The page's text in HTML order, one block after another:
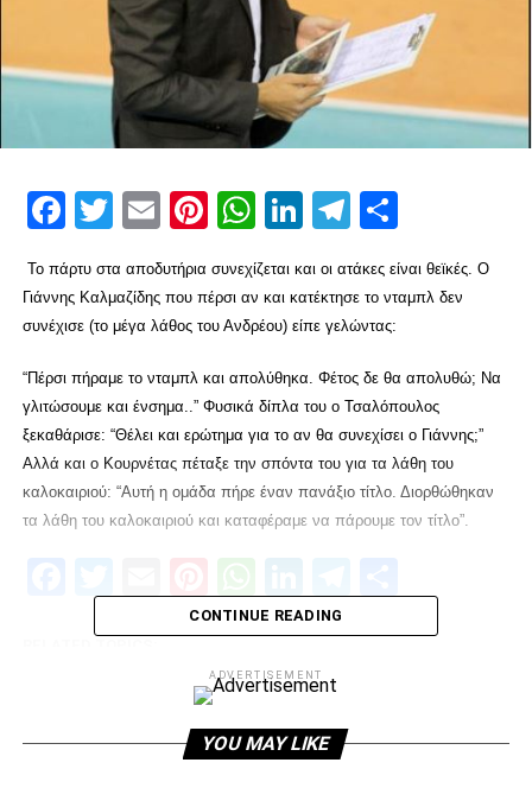
Facebook
Twitter
EmailPinterest
WhatsApp
LinkedIn
Telegram
Το πάρτυ στα αποδυτήρια συνεχίζεται και οι ατάκες είναι θεϊκές. Ο
Γιάννης Καλμαζίδης που πέρσι αν και κατέκτησε το νταμπλ δεν
συνέχισε (το μέγα λάθος του Ανδρέου) είπε γελώντας:
“Πέρσι πήραμε το νταμπλ και απολύθηκα. Φέτος δε θα απολυθώ; Να
γλιτώσουμε και ένσημα..” Φυσικά δίπλα του ο Τσαλόπουλος
ξεκαθάρισε: “Θέλει και ερώτημα για το αν θα συνεχίσει ο Γιάννης;”
Αλλά και ο Κουρνέτας πέταξε την σπόντα του για τα λάθη του
καλοκαιριού: “Αυτή η ομάδα πήρε έναν πανάξιο τίτλο. Διορθώθηκαν
τα λάθη του καλοκαιριού και καταφέραμε να πάρουμε τον τίτλο”.
Facebook
Twitter
EmailPinterest
WhatsApp
LinkedIn
Telegram
Η αποθέωση στο Παλατάκι για τον πρωταθλητή
CONTINUE READING
ADVERTISEMENT
YOU MAY LIKE